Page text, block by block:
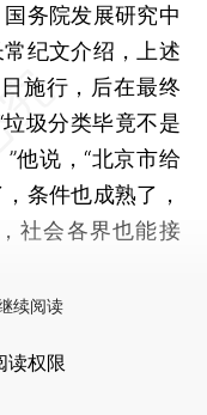
务院发展研究中
纪文介绍，上述
施行，后在最终
圾分类毕竟不是
他说，“北京市给
条件也成熟了，
社会各界也能接
续阅读
读权限